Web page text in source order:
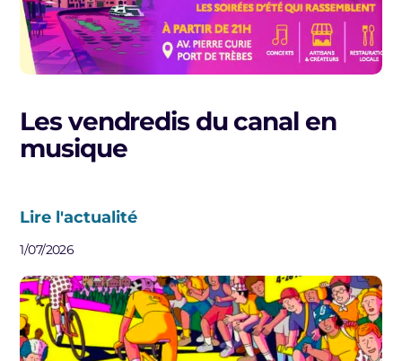
Les vendredis du canal en
musique
Lire l'actualité
1/07/2026